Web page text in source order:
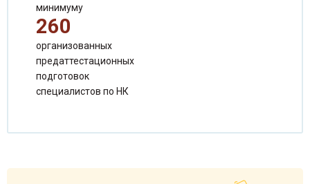
минимуму
260
организованных
предаттестационных
подготовок
специалистов по НК
Чеченева Татьяна Борисовна